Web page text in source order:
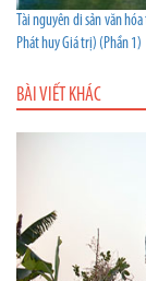
Tài nguyên di sản văn
Phát huy Giá trị) (Phần 1)
BÀI VIẾT KHÁC